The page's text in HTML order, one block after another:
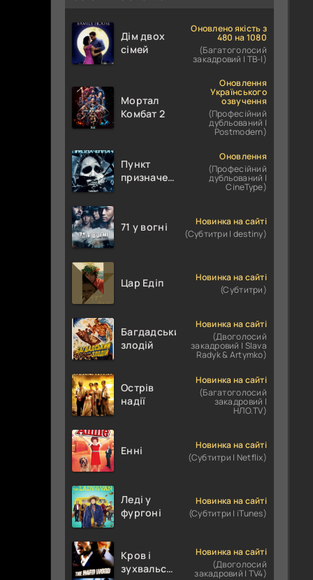
Дім двох
сімей
Оновлено якість з
480 на 1080
(Багатоголосий
закадровий | ТВ-І)
Мортал
Комбат 2
Оновлення
Українського
озвучення
(Професійний
дубльований |
Postmodern)
Пункт
призначення
Оновлення
(Професійний
дубльований |
CineType)
71 у вогні
Новинка на сайті
(Субтитри | destiny)
Цар Едіп
Новинка на сайті
(Субтитри)
Багдадський
злодій
Новинка на сайті
(Двоголосий
закадровий | Slava
Radyk & Artymko)
Острів
надії
Новинка на сайті
(Багатоголосий
закадровий |
НЛО.TV)
Енні
Новинка на сайті
(Субтитри | Netflix)
Леді у
фургоні
Новинка на сайті
(Субтитри | iTunes)
Кров і
зухвальство
Новинка на сайті
(Двоголосий
закадровий | TV4)